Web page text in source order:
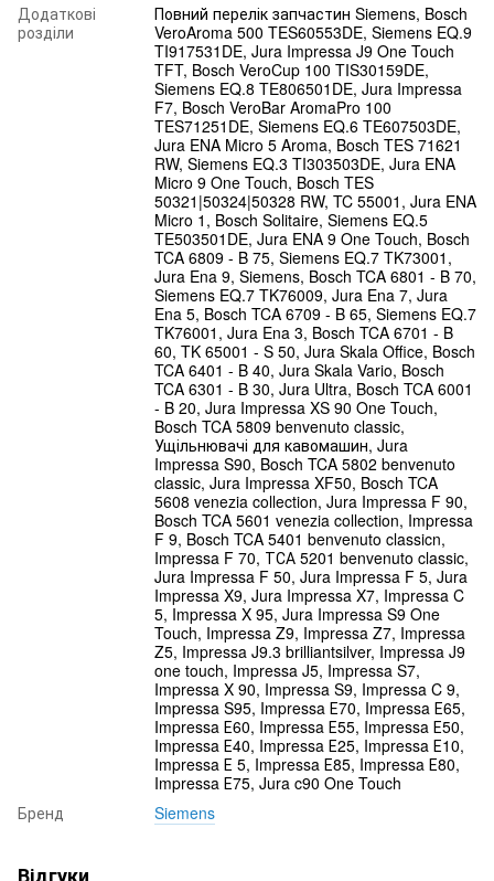
Додаткові
розділи
Повний перелік запчастин Siemens, Bosch
VeroAroma 500 TES60553DE, Siemens EQ.9
TI917531DE, Jura Impressa J9 One Touch
TFT, Bosch VeroCup 100 TIS30159DE,
Siemens EQ.8 TE806501DE, Jura Impressa
F7, Bosch VeroBar AromaPro 100
TES71251DE, Siemens EQ.6 TE607503DE,
Jura ENA Micro 5 Aroma, Bosch TES 71621
RW, Siemens EQ.3 TI303503DE, Jura ENA
Micro 9 One Touch, Bosch TES
50321|50324|50328 RW, TC 55001, Jura ENA
Micro 1, Bosch Solitaire, Siemens EQ.5
TE503501DE, Jura ENA 9 One Touch, Bosch
TCA 6809 - B 75, Siemens EQ.7 TK73001,
Jura Ena 9, Siemens, Bosch TCA 6801 - B 70,
Siemens EQ.7 TK76009, Jura Ena 7, Jura
Ena 5, Bosch TCA 6709 - B 65, Siemens EQ.7
TK76001, Jura Ena 3, Bosch TCA 6701 - B
60, TK 65001 - S 50, Jura Skala Office, Bosch
TCA 6401 - B 40, Jura Skala Vario, Bosch
TCA 6301 - B 30, Jura Ultra, Bosch TCA 6001
- B 20, Jura Impressa XS 90 One Touch,
Bosch TCA 5809 benvenuto classic,
Ущільнювачі для кавомашин, Jura
Impressa S90, Bosch TCA 5802 benvenuto
classic, Jura Impressa XF50, Bosch TCA
5608 venezia collection, Jura Impressa F 90,
Bosch TCA 5601 venezia collection, Impressa
F 9, Bosch TCA 5401 benvenuto classicn,
Impressa F 70, ТСА 5201 benvenuto classic,
Jura Impressa F 50, Jura Impressa F 5, Jura
Impressa X9, Jura Impressa X7, Impressa C
5, Impressa X 95, Jura Impressa S9 One
Touch, Impressa Z9, Impressa Z7, Impressa
Z5, Impressa J9.3 brilliantsilver, Impressa J9
one touch, Impressa J5, Impressa S7,
Impressa X 90, Impressa S9, Impressa C 9,
Impressa S95, Impressa Е70, Impressa Е65,
Impressa Е60, Impressa Е55, Impressa Е50,
Impressa Е40, Impressa Е25, Impressa Е10,
Impressa Е 5, Impressa Е85, Impressa Е80,
Impressa Е75, Jura c90 One Touch
Бренд
Siemens
Відгуки